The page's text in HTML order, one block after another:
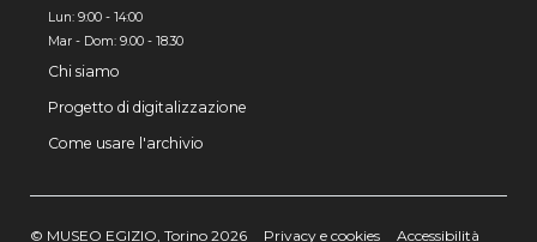
Lun: 9:00 - 14:00
Mar - Dom: 9.00 - 18.30
Chi siamo
Progetto di digitalizzazione
Come usare l'archivio
© MUSEO EGIZIO, Torino 2026 Privacy e cookies Accessibilità